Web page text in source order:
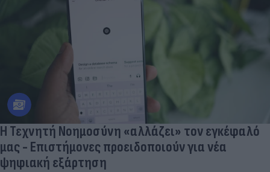
Η Τεχνητή Νοημοσύνη «αλλάζει» τον εγκέφαλό
μας - Eπιστήμονες προειδοποιούν για νέα
ψηφιακή εξάρτηση